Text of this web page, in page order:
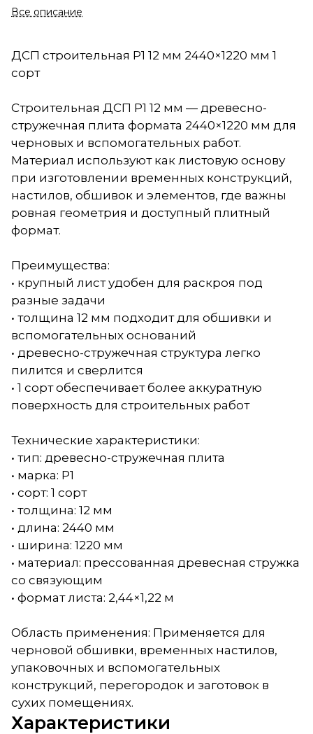
Все описание
ДСП строительная Р1 12 мм 2440×1220 мм 1
сорт
Строительная ДСП Р1 12 мм — древесно-
стружечная плита формата 2440×1220 мм для
черновых и вспомогательных работ.
Материал используют как листовую основу
при изготовлении временных конструкций,
настилов, обшивок и элементов, где важны
ровная геометрия и доступный плитный
формат.
Преимущества:
• крупный лист удобен для раскроя под
разные задачи
• толщина 12 мм подходит для обшивки и
вспомогательных оснований
• древесно-стружечная структура легко
пилится и сверлится
• 1 сорт обеспечивает более аккуратную
поверхность для строительных работ
Технические характеристики:
• тип: древесно-стружечная плита
• марка: Р1
• сорт: 1 сорт
• толщина: 12 мм
• длина: 2440 мм
• ширина: 1220 мм
• материал: прессованная древесная стружка
со связующим
• формат листа: 2,44×1,22 м
Область применения: Применяется для
черновой обшивки, временных настилов,
упаковочных и вспомогательных
конструкций, перегородок и заготовок в
сухих помещениях.
Характеристики